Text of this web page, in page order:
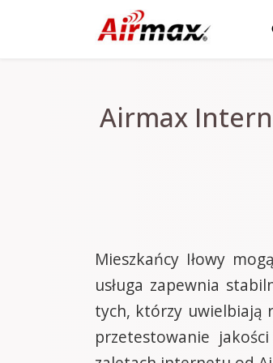
Airmax
Mieszkańcy Iłowy
usługa zapewnia
tych, którzy uwielbiają
przetestowanie